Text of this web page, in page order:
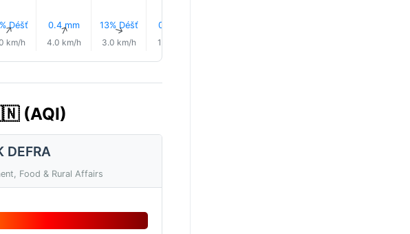
Déšť
↑
km/h
0.4 mm
↑
4.0 km/h
13% Déšť
↑
3.0 km/h
0.2 mm
1.0 km/h
(AQI)
DEFRA
Food & Rural Affairs